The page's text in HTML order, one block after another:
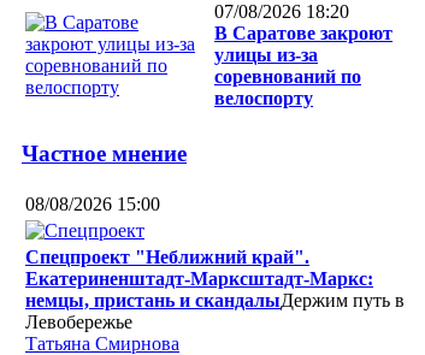
07/08/2026 18:20
В Саратове закроют
улицы из-за
соревнований по
велоспорту
Частное мнение
08/08/2026 15:00
Спецпроект "Неближний край".
Екатериненштадт-Марксштадт-Маркс:
немцы, пристань и скандалыДержим путь в
Левобережье
Татьяна Смирнова